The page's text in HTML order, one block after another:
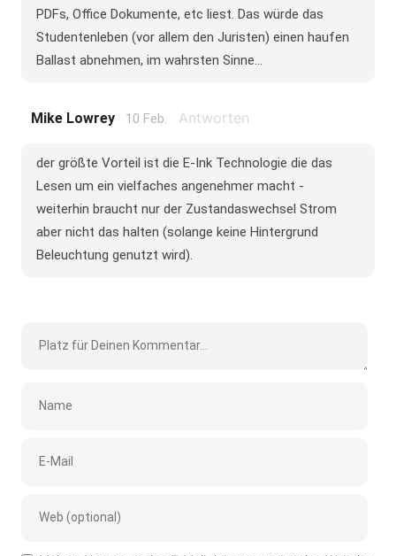
PDFs, Office Dokumente, etc liest. Das würde das
Studentenleben (vor allem den Juristen) einen haufen
Ballast abnehmen, im wahrsten Sinne...
Mike Lowrey 10 Feb. Antworten
der größte Vorteil ist die E-Ink Technologie die das
Lesen um ein vielfaches angenehmer macht -
weiterhin braucht nur der Zustandaswechsel Strom
aber nicht das halten (solange keine Hintergrund
Beleuchtung genutzt wird).